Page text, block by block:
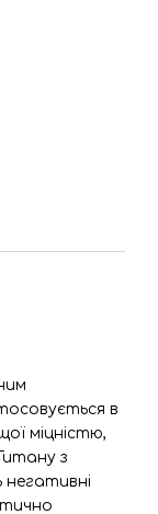
в
міцністю,
з